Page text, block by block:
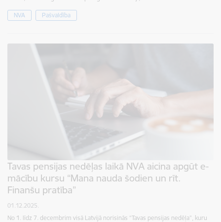
NVA Pašvaldība
Tavas pensijas nedēļas laikā NVA aicina apgūt e-
mācību kursu “Mana nauda šodien un rīt.
Finanšu pratība”
01.12.2025.
No 1. līdz 7. decembrim visā Latvijā norisinās “Tavas pensijas nedēļa”, kuru